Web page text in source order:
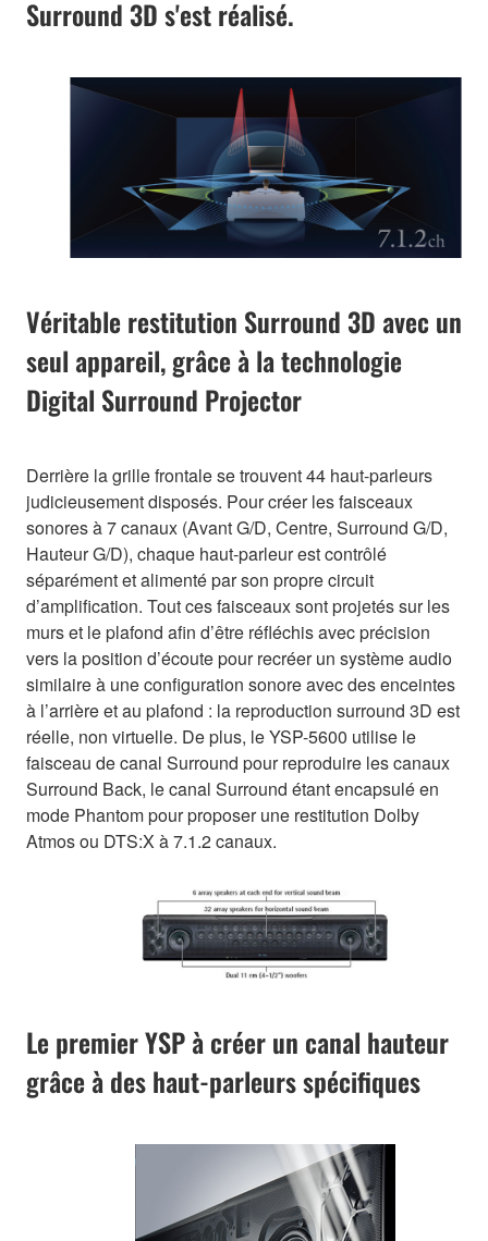
Surround 3D s'est réalisé.
Véritable restitution Surround 3D avec un
seul appareil, grâce à la technologie
Digital Surround Projector
Derrière la grille frontale se trouvent 44 haut-parleurs
judicieusement disposés. Pour créer les faisceaux
sonores à 7 canaux (Avant G/D, Centre, Surround G/D,
Hauteur G/D), chaque haut-parleur est contrôlé
séparément et alimenté par son propre circuit
d’amplification. Tout ces faisceaux sont projetés sur les
murs et le plafond afin d’être réfléchis avec précision
vers la position d’écoute pour recréer un système audio
similaire à une configuration sonore avec des enceintes
à l’arrière et au plafond : la reproduction surround 3D est
réelle, non virtuelle. De plus, le YSP-5600 utilise le
faisceau de canal Surround pour reproduire les canaux
Surround Back, le canal Surround étant encapsulé en
mode Phantom pour proposer une restitution Dolby
Atmos ou DTS:X à 7.1.2 canaux.
Le premier YSP à créer un canal hauteur
grâce à des haut-parleurs spécifiques